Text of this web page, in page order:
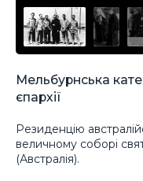
Мельбурнська
єпархії
Резиденцію
величному соборі
(Австралія).